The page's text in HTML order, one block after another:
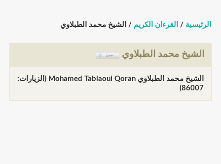
الرئيسية / القرءان الكريم / الشيخ محمد الطبلاوي
الشيخ محمد الطبلاوي
الشيخ محمد الطبلاوي Mohamed Tablaoui Qoran (الزيارات:
86007)